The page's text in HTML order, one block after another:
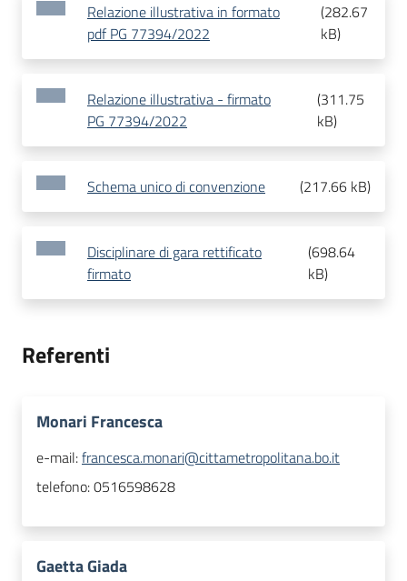
Relazione illustrativa in formato
pdf PG 77394/2022
(282.67
kB)
Relazione illustrativa - firmato
PG 77394/2022
(311.75
kB)
Schema unico di convenzione (217.66 kB)
Disciplinare di gara rettificato
firmato
(698.64
kB)
Referenti
Monari Francesca
e-mail:francesca.monari@cittametropolitana.bo.it
telefono:0516598628
Gaetta Giada